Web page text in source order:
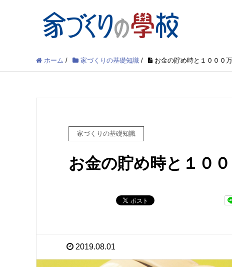
ホーム / 家づくりの基礎知識 / お金の貯め時と１０００
家づくりの基礎知識
お金の貯め時と１０
2019.08.01